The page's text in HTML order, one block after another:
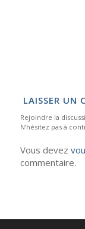
LAISSER UN
Rejoindre la
N’hésitez pas à
Vous devez
commentaire.